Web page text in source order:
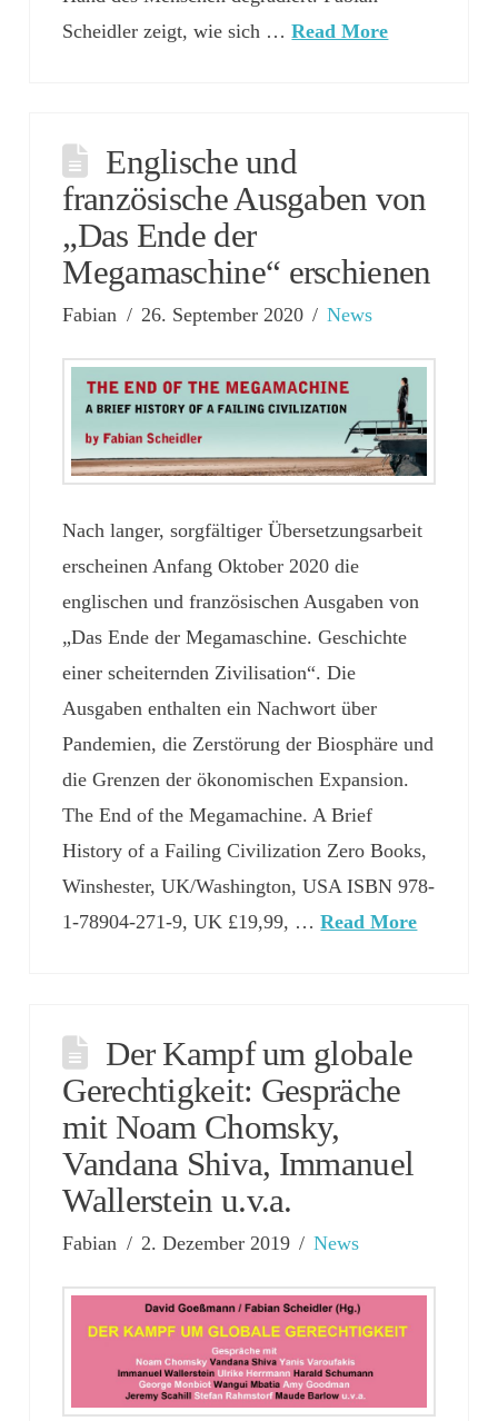
Scheidler zeigt, wie sich …Read More
Englische und
französische Ausgaben von
„Das Ende der
Megamaschine“ erschienen
Fabian 26. September 2020 News
Nach langer, sorgfältiger Übersetzungsarbeit
erscheinen Anfang Oktober 2020 die
englischen und französischen Ausgaben von
„Das Ende der Megamaschine. Geschichte
einer scheiternden Zivilisation“. Die
Ausgaben enthalten ein Nachwort über
Pandemien, die Zerstörung der Biosphäre und
die Grenzen der ökonomischen Expansion.
The End of the Megamachine. A Brief
History of a Failing Civilization Zero Books,
Winshester, UK/Washington, USA ISBN 978-
1-78904-271-9, UK £19,99, …Read More
Der Kampf um globale
Gerechtigkeit: Gespräche
mit Noam Chomsky,
Vandana Shiva, Immanuel
Wallerstein u.v.a.
Fabian 2. Dezember 2019 News